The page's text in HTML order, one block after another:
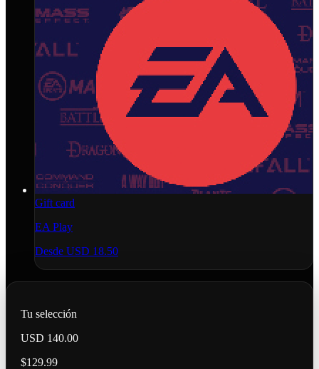
Gift card
EA Play
Desde USD 18.50
Tu selección
USD 140.00
$129.99